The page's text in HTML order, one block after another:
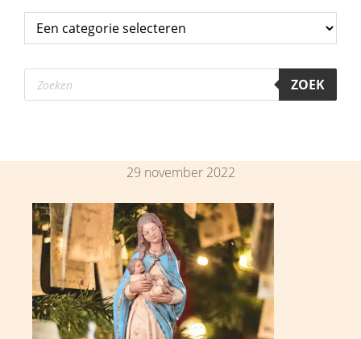
Producten
zoeken ZOEK
29 november 2022